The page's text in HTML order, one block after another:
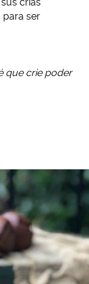
para ser
que crie poder